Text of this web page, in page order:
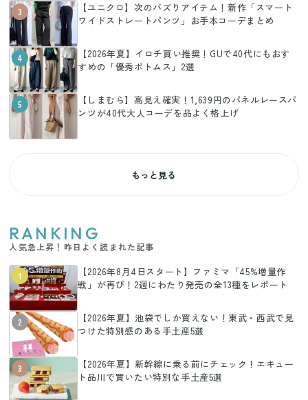
3
【ユニクロ】次のバズりアイテム！新作「スマート
ワイドストレートパンツ」お手本コーデまとめ
4
【2026年夏】イロチ買い推奨！GUで40代にもおす
すめの「優秀ボトムス」2選
5
【しまむら】高見え確実！1,639円のパネルレースパ
ンツが40代大人コーデを品よく格上げ
もっと見る
RANKING
人気急上昇！昨日よく読まれた記事
1
【2026年8月4日スタート】ファミマ「45%増量作
戦」が再び！2週にわたり発売の全13種をレポート
2
【2026年夏】池袋でしか買えない！東武・西武で見
つけた特別感のある手土産5選
3
【2026年夏】新幹線に乗る前にチェック！エキュー
ト品川で買いたい特別な手土産5選